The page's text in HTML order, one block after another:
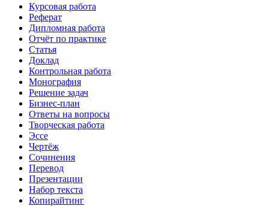
Курсовая работа
Реферат
Дипломная работа
Отчёт по практике
Статья
Доклад
Контрольная работа
Монография
Решение задач
Бизнес-план
Ответы на вопросы
Творческая работа
Эссе
Чертёж
Сочинения
Перевод
Презентации
Набор текста
Копирайтинг